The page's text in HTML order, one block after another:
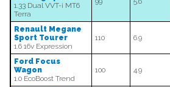
1.33 Dual VVT-i MT6
Terra
Renault Megane
Sport Tourer
1.6 16v Expression
110 6.9
Ford Focus
Wagon
1.0 EcoBoost Trend
100 4.9